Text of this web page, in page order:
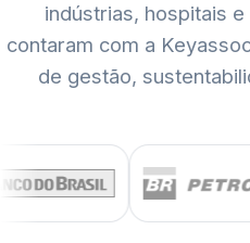
indústrias, hospitais
contaram com a
de gestão,